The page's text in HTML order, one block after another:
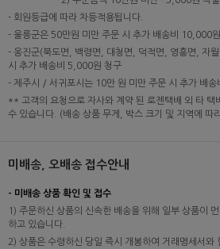
- 회원등급에 따라 차등적용됩니다.
- 울릉군은 50만원 미만 주문 시 추가 배송비 10,000
- 옹진군(북도면, 백령면, 대청면, 덕적면, 영흥면, 자
시 추가 배송비 5,000원 청구
- 제주시 / 서귀포시는 10만 원 미만 주문 시 추가 배
** 고객의 요청으로 자사와 계약 된 로젠택배 외 타 택
수 있습니다. (배송 상품 무게, 박스 크기 및 지역에 따
미배송, 오배송 접수안내
- 미배송 상품 확인 및 접수
1) 주문하신 상품의 신속한 배송을 위해 일부 상품이
하고 있습니다.
2) 상품은 수령하신 당일 즉시 개봉하여 거래명세서와